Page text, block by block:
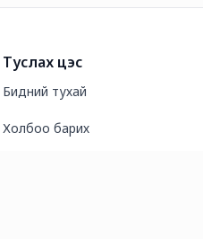
Туслах цэс
Бидний тухай
Холбоо барих